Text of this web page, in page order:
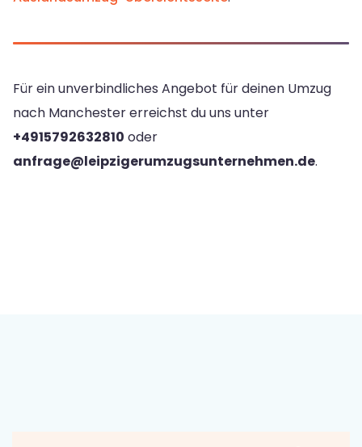
Für ein unverbindliches Angebot für deinen Umzug
nach Manchester erreichst du uns unter
+4915792632810 oder
anfrage@leipzigerumzugsunternehmen.de.